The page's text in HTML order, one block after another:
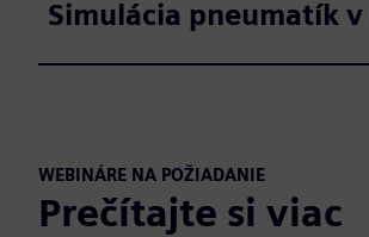
Simulácia pneumatík
WEBINÁRE NA POŽIADANIE
Prečítajte si viac